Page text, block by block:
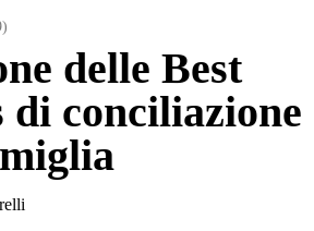
delle Best
di conciliazione